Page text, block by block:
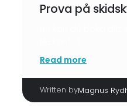
Prova på
Read more
Written byMagnus